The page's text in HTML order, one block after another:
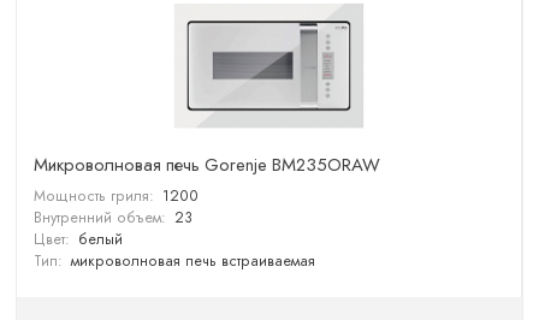
Микроволновая печь Gorenje BM235ORAW
Мощность гриля: 1200
Внутренний объем: 23
Цвет: белый
Тип: микроволновая печь встраиваемая